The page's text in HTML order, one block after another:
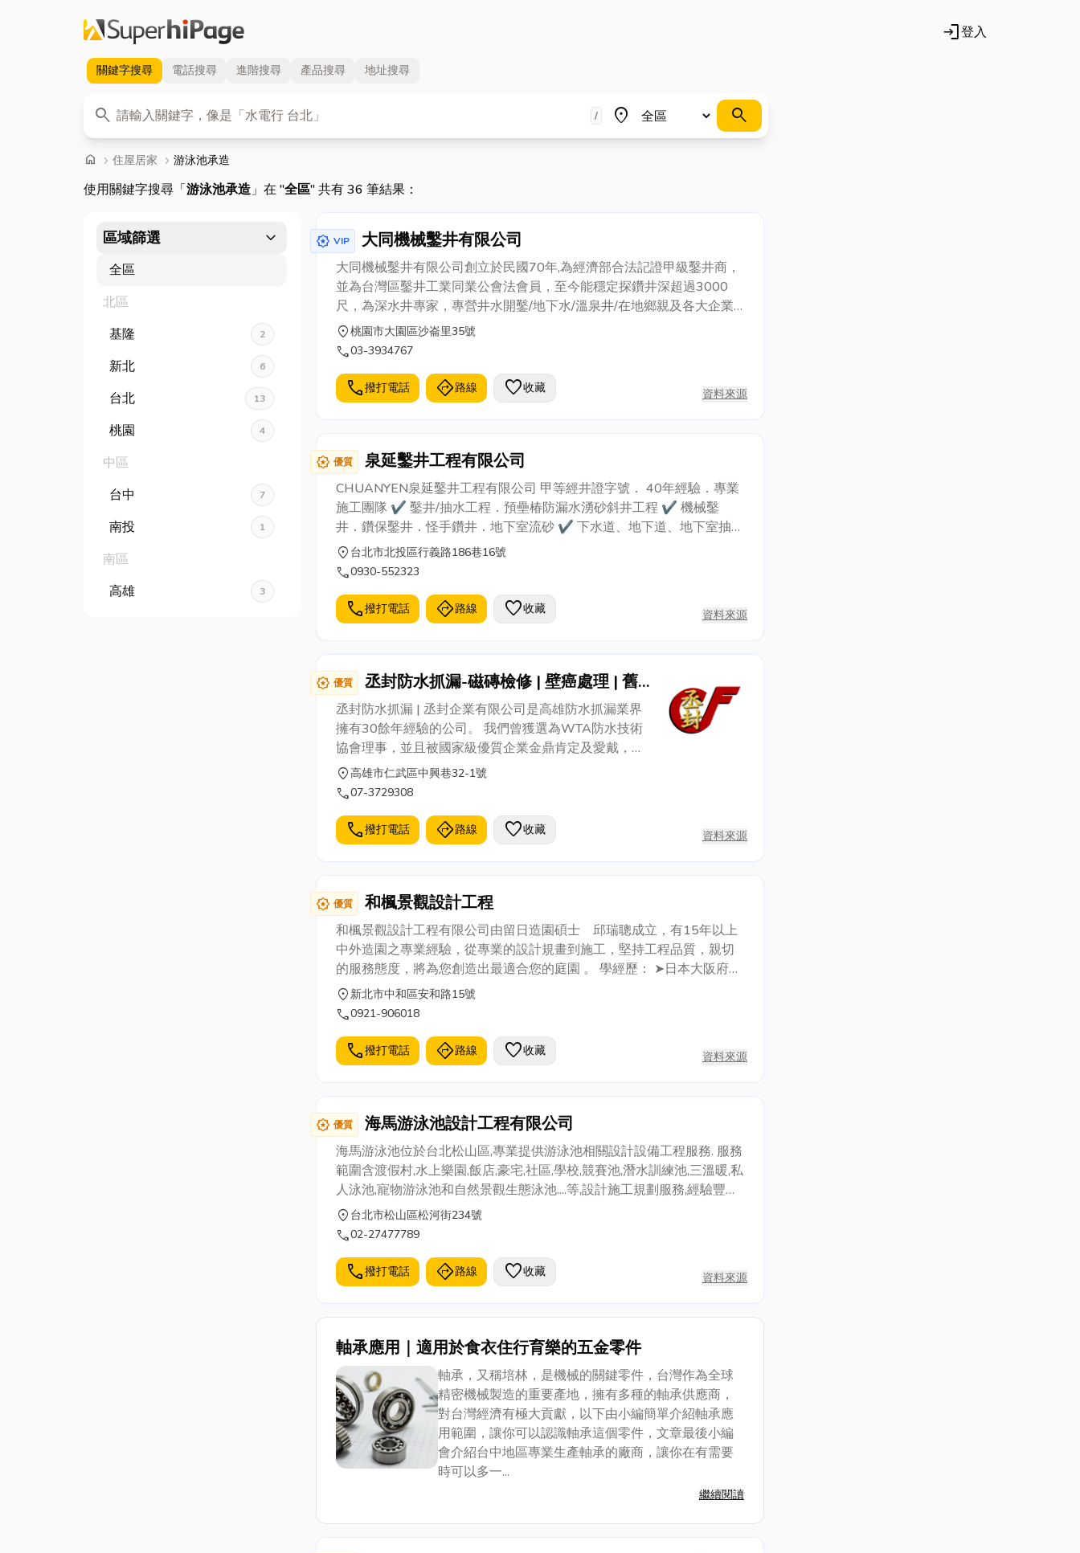
login登入
關鍵字搜尋 電話搜尋 進階搜尋 產品搜尋 地址搜尋
search
關鍵字 / place
地區
search
home 首頁
chevron_right 住屋居家 chevron_right 游泳池承造
使用關鍵字搜尋「游泳池承造」在 "全區" 共有 36 筆結果：
區域篩選 expand_more
全區
北區
基隆
2
新北 6
台北 13
桃園 4
中區
台中
7
南投 1
南區
高雄
3
award_star VIP 大同機械鑿井有限公司
大同機械鑿井有限公司創立於民國70年,為經濟部合法記證甲級鑿井商，
並為台灣區鑿井工業同業公會法會員，至今能穩定探鑽井深超過3000
尺，為深水井專家，專營井水開鑿/地下水/溫泉井/在地鄉親及各大企業
一致推薦，井水各式問題評估及維修，修復工程，不論是工廠企業或一
般住家、商業用水，舉凡鑿井及井水問題，都歡迎來電洽詢.0910-
location_on桃園市大園區沙崙里35號
call03-3934767
call撥打電話 directions路線 favorite收藏 資料來源
award_star 優質 泉延鑿井工程有限公司
CHUANYEN泉延鑿井工程有限公司 甲等經井證字號． 40年經驗．專業
施工團隊 ✔ 鑿井/抽水工程．預壘椿防漏水湧砂斜井工程 ✔ 機械鑿
井．鑽保鑿井．怪手鑽井．地下室流砂 ✔ 下水道、地下道、地下室抽
水工程承包設計 ✔ 大小抽水馬達設備租售．水權申請．大小深井
0988-700699．0930-552323．02-28721269
location_on 台北市北投區行義路186巷16號
call0930-552323
call撥打電話 directions路線 favorite收藏 資料來源
award_star 優質
丞封防水抓漏-磁磚檢修 | 壁癌處理 | 舊
屋翻新 | 房屋增建改建
丞封防水抓漏 | 丞封企業有限公司是高雄防水抓漏業界
擁有30餘年經驗的公司。 我們曾獲選為WTA防水技術
協會理事，並且被國家級優質企業金鼎肯定及愛戴，並
頒發證書予以肯定。鑒於防水防漏技術的不斷進步，我
們提供員工參與各種教育訓練，除了防水防漏技術，還
設計、工程規劃、施工安全、事故處理和員工身心調適
等相關課程，與客戶進行良好的溝通，實現雙贏的高品
建/改建、舊屋翻新、室內裝修、配管工程、頂樓PU、
壁癌處理、油漆、木工等相關工程。歡迎來電丞封防水
07-3729308 。 工程實績： 富邦產物多縣市屋頂及牆
面防水、國泰人壽多縣抓漏工程、台灣日立廠房屋頂防
水、百立報關、高雄地檢署、屏東空軍醫院、、日月
光、南二高善化收費站、台灣松下、岡山地下道、雲林
斗南特殊學校、企業領袖、馬祖航空站、多處大樓及民
宅...等。 『施工團隊、價格公道、品質保證、真誠服
務』 丞封企業有限公司 | 統一編號：24518069 高雄服
區中興巷32-1號 LINE ID：domachuang
location_on高雄市仁武區中興巷32-1號
call07-3729308
call撥打電話 directions路線 favorite收藏 資料來源
award_star 優質 和楓景觀設計工程
和楓景觀設計工程有限公司由留日造園碩士 邱瑞聰成立，有15年以上
中外造園之專業經驗，從專業的設計規畫到施工，堅持工程品質，親切
的服務態度，將為您創造出最適合您的庭園 。 學經歷： ➤日本大阪府立
大學造園學碩士 ➤日本大阪都市綠地研究所 (公園、綠地評估、規劃、
設計、施工) ➤日本大阪市ダイチヨー株式會住友、三井住建 (別墅庭
庭園 室內造景 假山流水 頂樓造景 別墅花園 綠地規劃
景觀工程 環境評估 保養維護 設計施工 ■ 保固與維護 ■ 通常
司處理。 庭園景觀不如室內裝潢般、一完工就可以感受到它的成果、而
是在經過一段時間植物養成後，才能真正享受到盎然的庭園之美。
location_on新北市中和區安和路15號
call0921-906018
call撥打電話 directions路線 favorite收藏 資料來源
award_star 優質 海馬游泳池設計工程有限公司
海馬游泳池位於台北松山區,專業提供游泳池相關設計設備工程服務. 服務
範圍含渡假村,水上樂園,飯店,豪宅,社區,學校,競賽池,潛水訓練池,三溫暖,私
人泳池,寵物游泳池和自然景觀生態泳池....等,設計施工規劃服務,經驗豐富,
歡迎與我們聯繫.
location_on 台北市松山區松河街234號
call02-27477789
call撥打電話 directions路線 favorite收藏 資料來源
軸承應用｜適用於食衣住行育樂的五金零件
軸承，又稱培林，是機械的關鍵零件，台灣作為全球
精密機械製造的重要產地，擁有多種的軸承供應商，
對台灣經濟有極大貢獻，以下由小編簡單介紹軸承應
用範圍，讓你可以認識軸承這個零件，文章最後小編
會介紹台中地區專業生產軸承的廠商，讓你在有需要
時可以多一...
繼續閱讀